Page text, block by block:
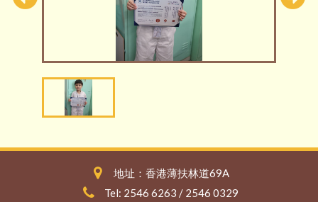
地址：香港薄扶林道69A
Tel: 2546 6263 / 2546 0329